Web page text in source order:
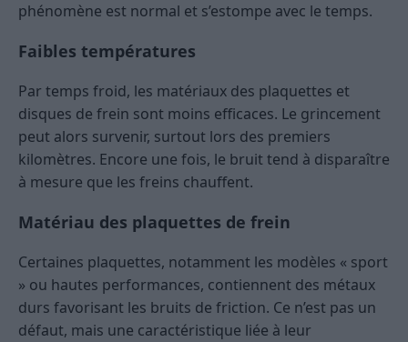
phénomène est normal et s’estompe avec le temps.
Faibles températures
Par temps froid, les matériaux des plaquettes et
disques de frein sont moins efficaces. Le grincement
peut alors survenir, surtout lors des premiers
kilomètres. Encore une fois, le bruit tend à disparaître
à mesure que les freins chauffent.
Matériau des plaquettes de frein
Certaines plaquettes, notamment les modèles « sport
» ou hautes performances, contiennent des métaux
durs favorisant les bruits de friction. Ce n’est pas un
défaut, mais une caractéristique liée à leur